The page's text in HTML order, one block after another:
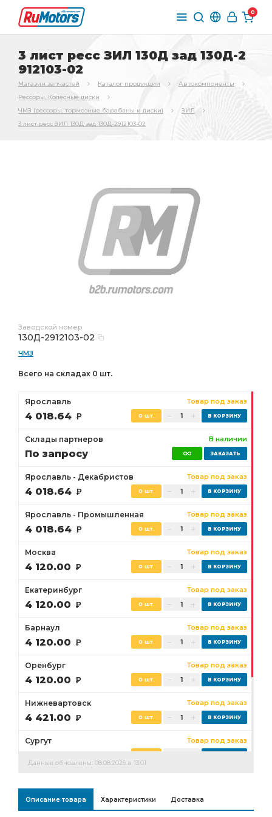
0
3 лист ресс ЗИЛ 130Д зад 130Д-2
912103-02
Магазин запчастей Каталог продукции
Автокомпоненты
Рессоры, Колесные диски
ЧМЗ (рессоры, тормозные барабаны и диски)
ЗИЛ
3 лист ресс ЗИЛ 130Д зад 130Д-2912103-02
Заводской номер
130Д-2912103-02
ЧМЗ
Всего на складах 0 шт.
Ярославль Товар под заказ
4 018.64 Р 0 шт.
Склады партнеров В наличии
По запросу
Ярославль - Декабристов Товар под заказ
4 018.64 Р 0 шт.
Ярославль - Промышленная Товар под заказ
4 018.64 Р 0 шт.
Москва Товар под заказ
4 120.00 Р 0 шт.
Екатеринбург Товар под заказ
4 120.00 Р 0 шт.
Барнаул Товар под заказ
4 120.00 Р 0 шт.
Оренбург Товар под заказ
4 120.00 Р 0 шт.
Нижневартовск Товар под заказ
4 421.00 Р 0 шт.
Сургут Товар под заказ
Данные обновлены: 08.08.2026 в 13:01
Описание товара Характеристики Доставка